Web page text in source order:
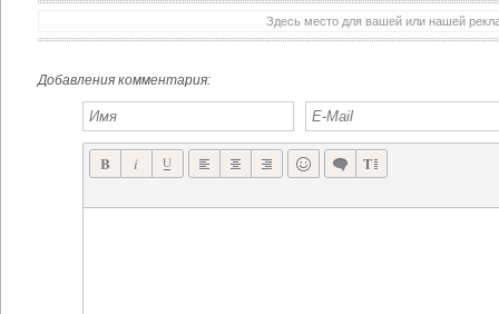
Здесь место для вашей или нашей
Добавления комментария: